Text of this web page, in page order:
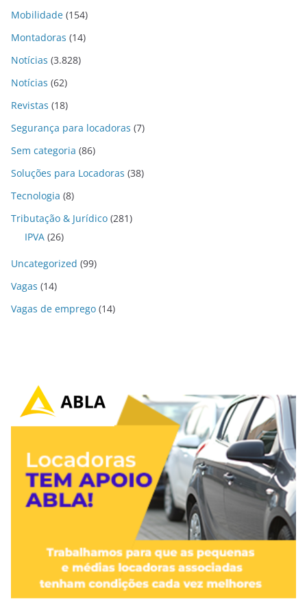
Mobilidade (154)
Montadoras (14)
Notícias (3.828)
Notícias (62)
Revistas (18)
Segurança para locadoras (7)
Sem categoria (86)
Soluções para Locadoras (38)
Tecnologia (8)
Tributação & Jurídico (281)
IPVA (26)
Uncategorized (99)
Vagas (14)
Vagas de emprego (14)